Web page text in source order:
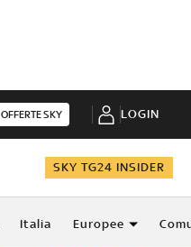
OFFERTE SKY LOGIN
SKY TG24 INSIDER
Italia Europee